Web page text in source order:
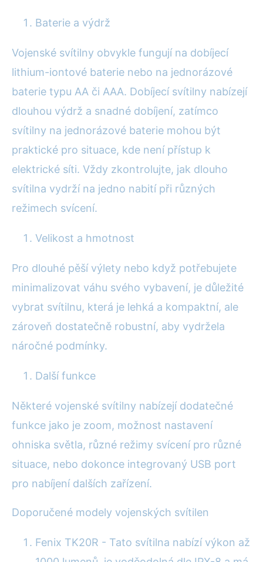
Baterie a výdrž
Vojenské svítilny obvykle fungují na dobíjecí
lithium-iontové baterie nebo na jednorázové
baterie typu AA či AAA. Dobíjecí svítilny nabízejí
dlouhou výdrž a snadné dobíjení, zatímco
svítilny na jednorázové baterie mohou být
praktické pro situace, kde není přístup k
elektrické síti. Vždy zkontrolujte, jak dlouho
svítilna vydrží na jedno nabití při různých
režimech svícení.
Velikost a hmotnost
Pro dlouhé pěší výlety nebo když potřebujete
minimalizovat váhu svého vybavení, je důležité
vybrat svítilnu, která je lehká a kompaktní, ale
zároveň dostatečně robustní, aby vydržela
náročné podmínky.
Další funkce
Některé vojenské svítilny nabízejí dodatečné
funkce jako je zoom, možnost nastavení
ohniska světla, různé režimy svícení pro různé
situace, nebo dokonce integrovaný USB port
pro nabíjení dalších zařízení.
Doporučené modely vojenských svítilen
Fenix TK20R - Tato svítilna nabízí výkon až